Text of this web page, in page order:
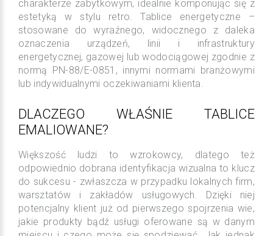
charakterze zabytkowym, idealnie komponując się z
estetyką w stylu retro. Tablice energetyczne –
stosowane do wyraźnego, widocznego z daleka
oznaczenia urządzeń, linii i infrastruktury
energetycznej, gazowej lub wodociągowej zgodnie z
normą PN-88/E-0851, innymi normami branżowymi
lub indywidualnymi oczekiwaniami klienta.
DLACZEGO WŁAŚNIE TABLICE
EMALIOWANE?
Większość ludzi to wzrokowcy, dlatego też
odpowiednio dobrana identyfikacja wizualna to klucz
do sukcesu - zwłaszcza w przypadku lokalnych firm,
warsztatów i zakładów usługowych. Dzięki niej
potencjalny klient już od pierwszego spojrzenia wie,
jakie produkty bądź usługi oferowane są w danym